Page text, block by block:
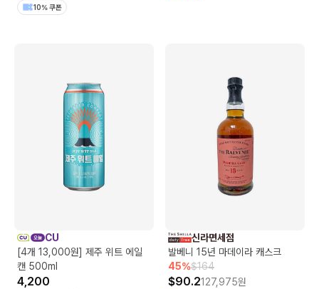
10% 쿠폰
CU
[4개 13,000원] 제주 위트 에일
캔 500ml
4,200
신라면세점
발베니 15년 마데이라 캐스크
45%$164
$90.2127,975원